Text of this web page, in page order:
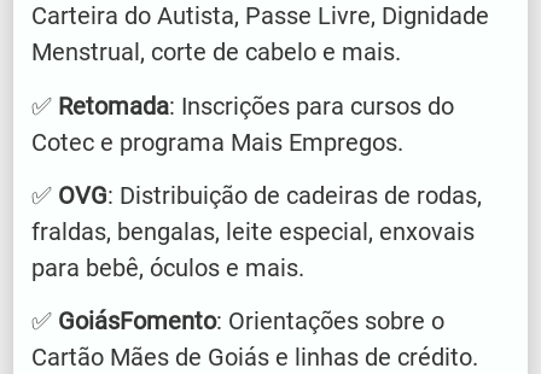
Carteira do Autista, Passe Livre, Dignidade
Menstrual, corte de cabelo e mais.
✅ Retomada: Inscrições para cursos do
Cotec e programa Mais Empregos.
✅ OVG: Distribuição de cadeiras de rodas,
fraldas, bengalas, leite especial, enxovais
para bebê, óculos e mais.
✅ GoiásFomento: Orientações sobre o
Cartão Mães de Goiás e linhas de crédito.